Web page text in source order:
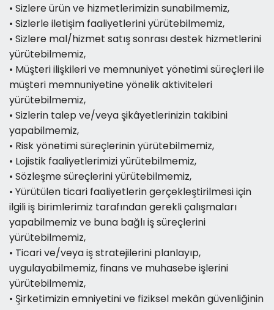
• Sizlere ürün ve hizmetlerimizin sunabilmemiz,
• Sizlerle iletişim faaliyetlerini yürütebilmemiz,
• Sizlere mal/hizmet satış sonrası destek hizmetlerini
yürütebilmemiz,
• Müşteri ilişkileri ve memnuniyet yönetimi süreçleri ile
müşteri memnuniyetine yönelik aktiviteleri
yürütebilmemiz,
• Sizlerin talep ve/veya şikâyetlerinizin takibini
yapabilmemiz,
• Risk yönetimi süreçlerinin yürütebilmemiz,
• Lojistik faaliyetlerimizi yürütebilmemiz,
• Sözleşme süreçlerini yürütebilmemiz,
• Yürütülen ticari faaliyetlerin gerçekleştirilmesi için
ilgili iş birimlerimiz tarafından gerekli çalışmaları
yapabilmemiz ve buna bağlı iş süreçlerini
yürütebilmemiz,
• Ticari ve/veya iş stratejilerini planlayıp,
uygulayabilmemiz, finans ve muhasebe işlerini
yürütebilmemiz,
• Şirketimizin emniyetini ve fiziksel mekân güvenliğinin